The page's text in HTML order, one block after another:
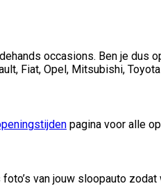
occasions. Ben je
Fiat, Opel, Mitsubishi,
pagina voor alle
van jouw sloopauto